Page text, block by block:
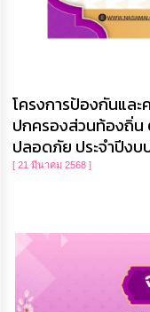
โครงการป้องกันแล
ปกครองส่วนท้องถิ่น
ปลอดภัย ประจำปีงบ
[ 21 มีนาคม 2568 ]